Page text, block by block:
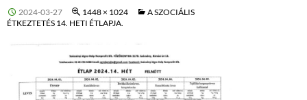
2024-03-27 1448 × 1024
A SZOCIÁLIS
ÉTKEZTETÉS 14. HETI ÉTLAPJA.